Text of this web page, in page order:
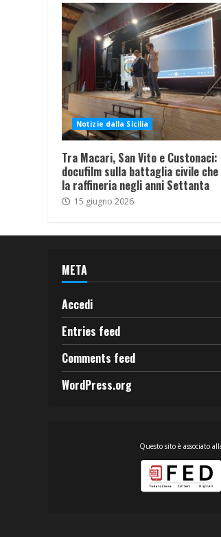
Notizie dalla Sicilia
Tra Macari, San Vito e
docufilm sulla battaglia civile
la raffineria negli anni Settanta
15 giugno 2026
META
Accedi
Entries feed
Comments feed
WordPress.org
Questo sito è associato